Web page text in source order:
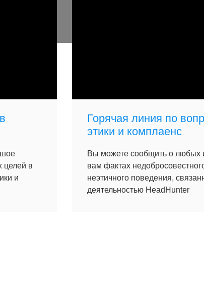
целей в
и
Горячая линия по
этики и комплаенс
Вы можете сообщить о любых
вам фактах
неэтичного поведения,
деятельностью HeadHunter